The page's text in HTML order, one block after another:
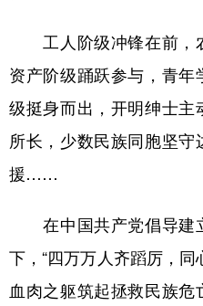
工人阶级冲锋在前，
资产阶级踊跃参与，青年
级挺身而出，开明绅士主
所长，少数民族同胞坚守
援……
在中国共产党倡导建
下，“四万万人齐蹈厉，同
血肉之躯筑起拯救民族危